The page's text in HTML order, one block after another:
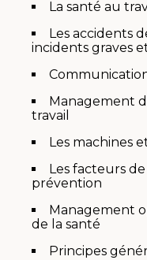
La santé au
Les accidents
incidents graves
Management
travail
Les machines
Les facteurs
prévention
Management
de la santé
Principes